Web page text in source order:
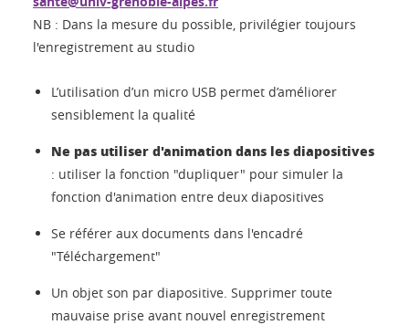
NB : Dans la mesure du possible, privilégier toujours
l'enregistrement au studio
L’utilisation d’un micro USB permet d’améliorer
sensiblement la qualité
Ne pas utiliser d'animation dans les diapositives
: utiliser la fonction "dupliquer" pour simuler la
fonction d'animation entre deux diapositives
Se référer aux documents dans l'encadré
"Téléchargement"
Un objet son par diapositive. Supprimer toute
mauvaise prise avant nouvel enregistrement